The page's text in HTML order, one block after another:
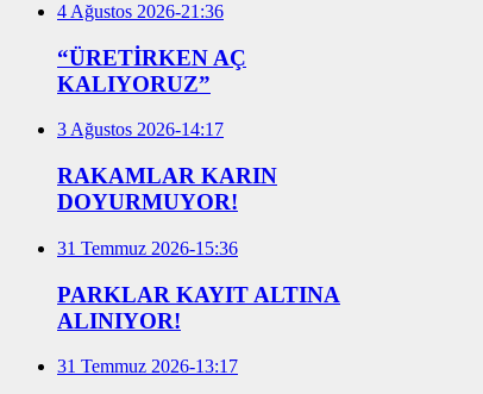
4 Ağustos 2026-21:36
“ÜRETİRKEN AÇ
KALIYORUZ”
3 Ağustos 2026-14:17
RAKAMLAR KARIN
DOYURMUYOR!
31 Temmuz 2026-15:36
PARKLAR KAYIT ALTINA
ALINIYOR!
31 Temmuz 2026-13:17